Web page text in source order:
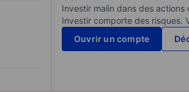
Investir malin dans des
Investir comporte des risques.
Ouvrir un compte